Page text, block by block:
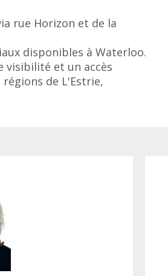
rue Horizon et de la
disponibles à Waterloo.
visibilité et un accès
de L'Estrie,